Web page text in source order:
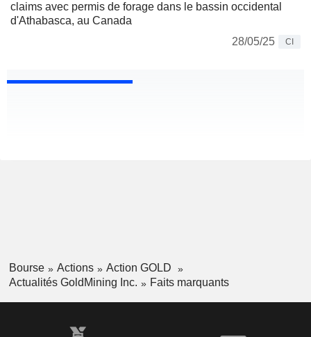
claims avec permis de forage dans le bassin occidental
d'Athabasca, au Canada
28/05/25
CI
Bourse Actions
Action GOLD
Actualités GoldMining Inc.
Faits marquants